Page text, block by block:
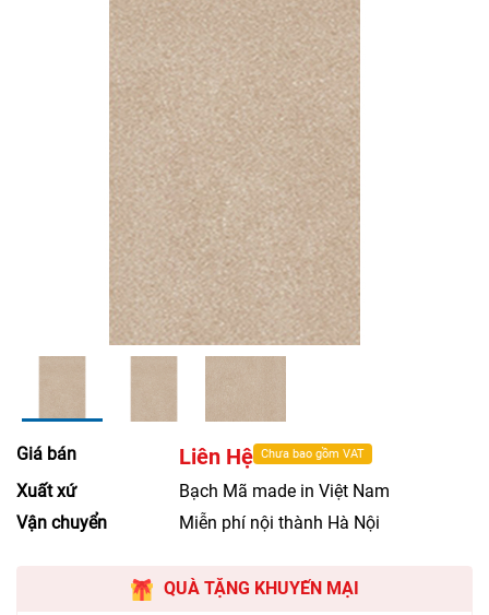
Giá bán Liên Hệ Chưa bao gồm VAT
Xuất xứ
Bạch Mã made in Việt Nam
Vận chuyển
Miễn phí nội thành Hà Nội
QUÀ TẶNG KHUYẾN MẠI